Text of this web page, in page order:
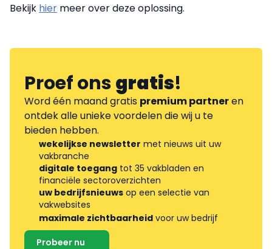
Bekijk hier meer over deze oplossing.
Proef onsgratis!
Word één maand gratis premium partneren
ontdek alle unieke voordelen die wij u te
bieden hebben.
wekelijkse newsletter met nieuws uit uw
vakbranche
digitale toegang tot 35 vakbladen en
financiële sectoroverzichten
uw bedrijfsnieuws op een selectie van
vakwebsites
maximale zichtbaarheid voor uw bedrijf
Probeer nu